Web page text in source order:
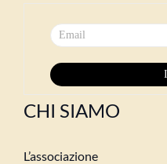
CHI SIAMO
L’associazione